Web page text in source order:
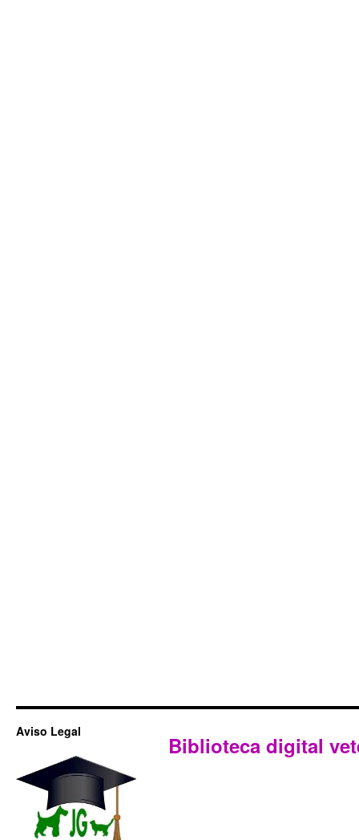
Aviso Legal
Biblioteca digital